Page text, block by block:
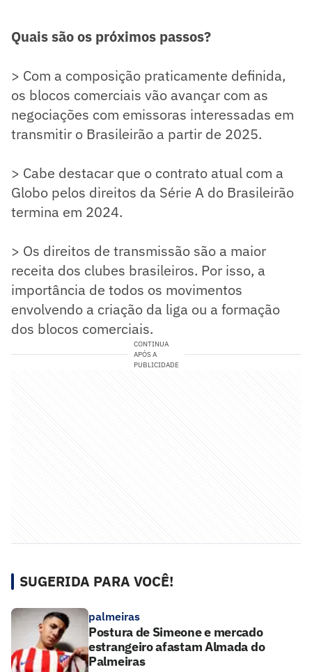
Quais são os próximos passos?
> Com a composição praticamente definida,
os blocos comerciais vão avançar com as
negociações com emissoras interessadas em
transmitir o Brasileirão a partir de 2025.
> Cabe destacar que o contrato atual com a
Globo pelos direitos da Série A do Brasileirão
termina em 2024.
> Os direitos de transmissão são a maior
receita dos clubes brasileiros. Por isso, a
importância de todos os movimentos
envolvendo a criação da liga ou a formação
dos blocos comerciais.
CONTINUA
APÓS A
PUBLICIDADE
SUGERIDA PARA VOCÊ!
palmeiras
Postura de Simeone e mercado
estrangeiro afastam Almada do
Palmeiras